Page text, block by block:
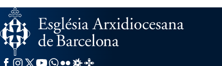
Facebook
Instagram
X / Twitter
YouTube
WhatsApp
FlickrRadio Estel
Catalunya Cristiana